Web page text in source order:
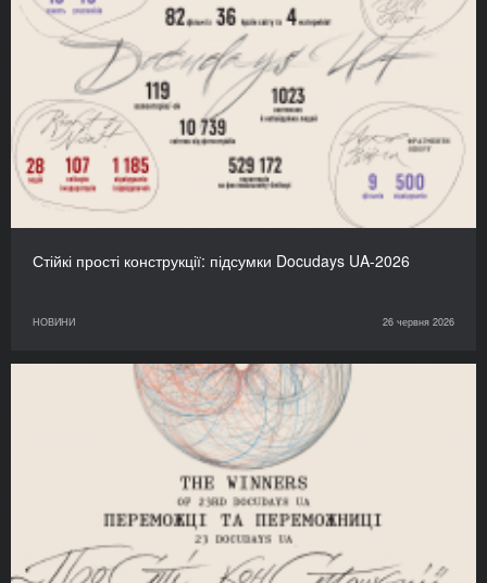
Стійкі прості конструкції: підсумки Docudays UA-2026
НОВИНИ 26 червня 2026